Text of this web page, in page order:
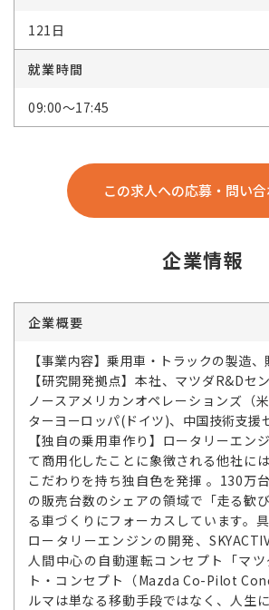
121日
就業時間
09:00～17:45
この求人への応募・問い
企業情報
企業概要
【事業内容】乗用車・トラックの製造
【研究開発拠点】本社、マツダR&Dセ
ノースアメリカンオペレーションズ（
ターヨーロッパ(ドイツ)、中国技術支援
【独自の乗用車作り】ロータリーエン
て商用化したことに象徴される他社に
こだわりを持ち独自色を発揮 。130万
の販売台数のシェアの領域で「走る歓
る車づくりにフォーカスしています。
ロータリーエンジンの開発、SKYACTIV
人間中心の自動運転コンセプト「マ
ト・コンセプト（Mazda Co-Pilot
ルマは単なる移動手段ではなく、人生